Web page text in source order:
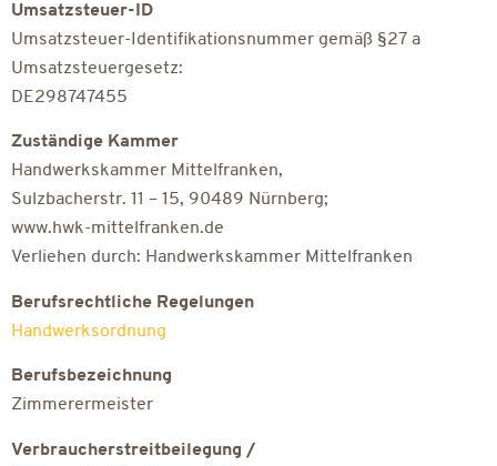
Umsatzsteuer-ID
Umsatzsteuer-Identifikationsnummer gemäß §27 a
Umsatzsteuergesetz:
DE298747455
Zuständige Kammer
Handwerkskammer Mittelfranken,
Sulzbacherstr. 11 – 15, 90489 Nürnberg;
www.hwk-mittelfranken.de
Verliehen durch: Handwerkskammer Mittelfranken
Berufsrechtliche Regelungen
Handwerksordnung
Berufsbezeichnung
Zimmerermeister
Verbraucherstreitbeilegung /